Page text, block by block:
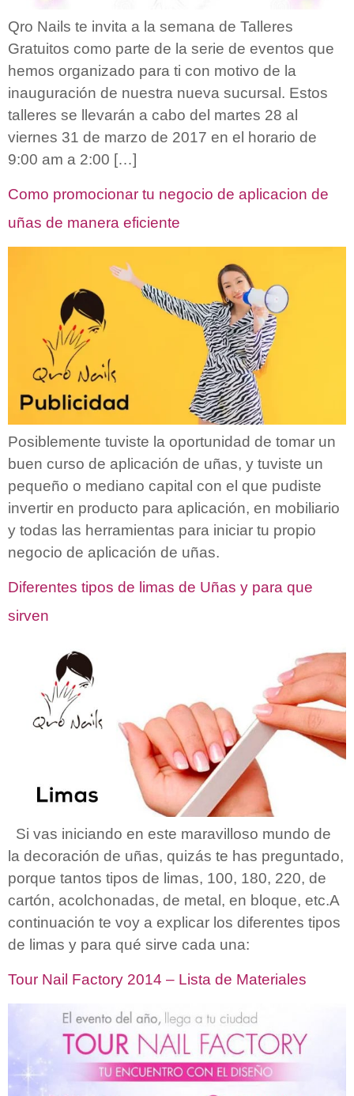
Qro Nails te invita a la semana de Talleres
Gratuitos como parte de la serie de eventos que
hemos organizado para ti con motivo de la
inauguración de nuestra nueva sucursal. Estos
talleres se llevarán a cabo del martes 28 al
viernes 31 de marzo de 2017 en el horario de
9:00 am a 2:00 […]
Como promocionar tu negocio de aplicacion de
uñas de manera eficiente
Posiblemente tuviste la oportunidad de tomar un
buen curso de aplicación de uñas, y tuviste un
pequeño o mediano capital con el que pudiste
invertir en producto para aplicación, en mobiliario
y todas las herramientas para iniciar tu propio
negocio de aplicación de uñas.
Diferentes tipos de limas de Uñas y para que
sirven
Si vas iniciando en este maravilloso mundo de
la decoración de uñas, quizás te has preguntado,
porque tantos tipos de limas, 100, 180, 220, de
cartón, acolchonadas, de metal, en bloque, etc.A
continuación te voy a explicar los diferentes tipos
de limas y para qué sirve cada una:
Tour Nail Factory 2014 – Lista de Materiales